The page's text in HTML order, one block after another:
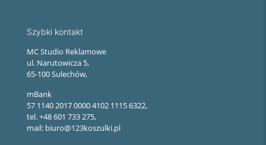
Szybki kontakt
MC Studio Reklamowe
ul. Narutowicza 5,
65-100 Sulechów,
mBank
57 1140 2017 0000 4102 1115 6322,
tel. +48 601 733 275,
mail: biuro@123koszulki.pl